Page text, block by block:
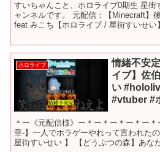
すいちゃんこと、ホロライブ0期生 星街
ャンネルです。 元配信：【Minecraft】
feat みこち【ホロライブ / 星街すいせい
ホロライブ
情緒不安
イブ】佐
い
#vtuber #
＊ー《元配信様》ー＊ー＊ー＊ー＊ー
章-】一人でホラゲーやれって言われた
星街すいせい 】 【どうぶつの森】あな